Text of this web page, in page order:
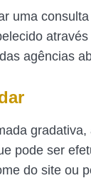
uma
através
agências
pode ser
do site ou